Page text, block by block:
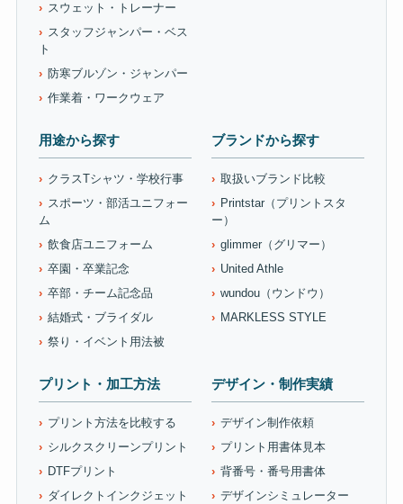
スウェット・トレーナー
スタッフジャンパー・ベス
ト
防寒ブルゾン・ジャンパー
作業着・ワークウェア
用途から探す
クラスTシャツ・学校行事
スポーツ・部活ユニフォー
ム
飲食店ユニフォーム
卒園・卒業記念
卒部・チーム記念品
結婚式・ブライダル
祭り・イベント用法被
ブランドから探す
取扱いブランド比較
Printstar（プリントスタ
ー）
glimmer（グリマー）
United Athle
wundou（ウンドウ）
MARKLESS STYLE
プリント・加工方法
プリント方法を比較する
シルクスクリーンプリント
DTFプリント
ダイレクトインクジェット
デザイン・制作実績
デザイン制作依頼
プリント用書体見本
背番号・番号用書体
デザインシミュレーター